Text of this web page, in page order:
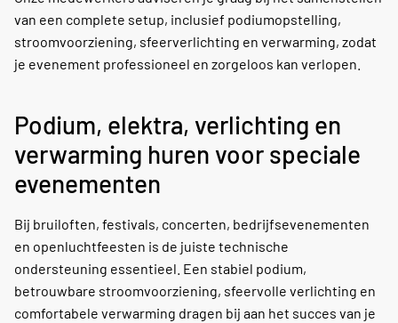
van een complete setup, inclusief podiumopstelling,
stroomvoorziening, sfeerverlichting en verwarming, zodat
je evenement professioneel en zorgeloos kan verlopen.
Podium, elektra, verlichting en
verwarming huren voor speciale
evenementen
Bij bruiloften, festivals, concerten, bedrijfsevenementen
en openluchtfeesten is de juiste technische
ondersteuning essentieel. Een stabiel podium,
betrouwbare stroomvoorziening, sfeervolle verlichting en
comfortabele verwarming dragen bij aan het succes van je